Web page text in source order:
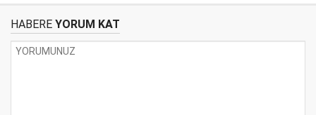
HABERE YORUM KAT